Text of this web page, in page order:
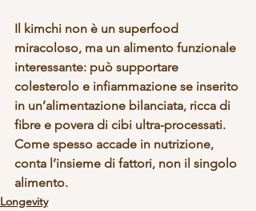
Il kimchi non è un superfood
miracoloso, ma un alimento funzionale
interessante: può supportare
colesterolo e infiammazione se inserito
in un’alimentazione bilanciata, ricca di
fibre e povera di cibi ultra-processati.
Come spesso accade in nutrizione,
conta l’insieme di fattori, non il singolo
alimento.
Longevity